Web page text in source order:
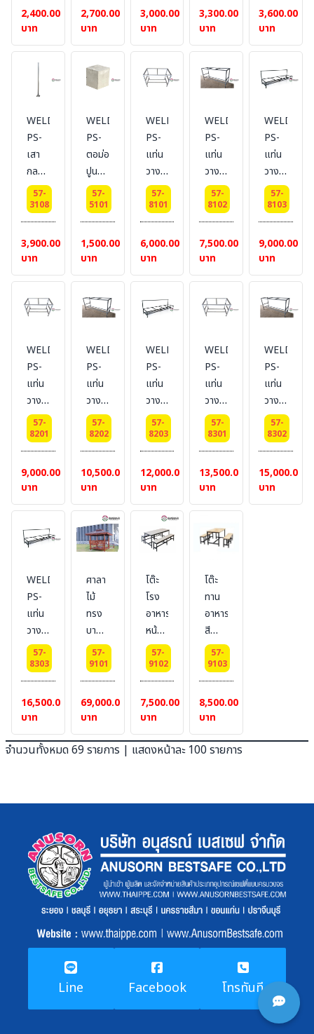
นิ้ว
6x6
นิ้ว
กัน
สนิม
พ่นสี
ภายนอก
สีบร
อนด์
1 นิ้ว
สูง 2
เมตร
+
เพลท
ขนาด
6x6
นิ้ว
2,400.00
บาท
นกัน
สนิม
พ่นสี
สีบร
อนด์
1 นิ้ว
สูง
2.5
เมตร+เพลท
ขนาด
6x6
นิ้ว
2,700.00
บาท
กัน
สนิม
พ่นสี
สีบร
1 นิ้ว
สูง 3
เมตร
+
เพลท
ขนาด
6x6
นิ้ว
3,000.00
บาท
กัน
สนิม
พ่นสี
สีบร
อนด์
1 นิ้ว
สูง 4
เมตร
+
เพลท
ขนาด
6x6
นิ้ว
3,300.00
บาท
กัน
สนิม
พ่นสี
สีบร
อนด์
1 นิ้ว
สูง 5
เมตร
+
เพลท
ขนาด
6x6
นิ้ว
3,600.00
บาท
WELDING-
PS-
เสา
กลม
พ่นสี
รอง
พื้น
กัน
สนิม
พ่นสี
สีบร
1 นิ้ว
สูง 6
เมตร
+
เพลท
ขนาด
นิ้ว
57-
3108
3,900.00
บาท
WELDING-
PS-
ตอม่อ
ปูน
ขนาด
30x30x30
cm.
57-
5101
1,500.00
บาท
WELDING-
PS-
แท่น
วาง
ถัง
ขยะ
ขนาด
2
ช่อง
สำหรับ
40
ลิตร
57-
8101
6,000.00
บาท
WELDING-
PS-
แท่น
วาง
ถัง
ขยะ
ขนาด
3
ช่อง
สำหรับ
40
57-
8102
7,500.00
บาท
WELDING-
PS-
แท่น
วาง
ถัง
ขยะ
ขนาด
4
ช่อง
สำหรับ
40
ลิตร
57-
8103
9,000.00
บาท
WELDING-
PS-
แท่น
วาง
ถัง
ขยะ
ขนาด
2
ช่อง
สำหรับ
60
ลิตร
57-
8201
9,000.00
บาท
WELDING-
PS-
แท่น
วาง
ถัง
ขยะ
ขนาด
3
ช่อง
สำหรับ
60
ลิตร
57-
8202
10,500.00
บาท
WELDING-
PS-
แท่น
วาง
ถัง
ขยะ
ขนาด
4
ช่อง
สำหรับ
60
ลิตร
57-
8203
12,000.00
บาท
WELDING-
PS-
แท่น
วาง
ถัง
ขยะ
ขนาด
2
ช่อง
สำหรับ
120
57-
8301
13,500.00
บาท
WELDING-
PS-
แท่น
วาง
ถัง
ขยะ
ขนาด
3
ช่อง
สำหรับ
57-
8302
15,000.00
บาท
WELDING-
PS-
แท่น
วาง
ถัง
ขยะ
ขนาด
4
ช่อง
สำหรับ
ถัง
57-
8303
16,500.00
บาท
ศาลา
ไม้
ทรง
บาหลี
ขนาด
พื้น
2.00
x
2.00
เมตร
หลังคา
ร่าสี
น้ำตาล)
57-
9101
69,000.00
บาท
โต๊ะ
โรง
อาหาร
หน้า
ขาว
ขนาด
75*180*75
cm.
พร้อม
ม้านั่ง
ยาว
57-
9102
7,500.00
บาท
โต๊ะ
ทาน
อาหาร
สี
น้ำตาล
57-
9103
8,500.00
บาท
จำนวนทั้งหมด 69 รายการ | แสดงหน้าละ 100 รายการ
Line Facebook โทรทันที